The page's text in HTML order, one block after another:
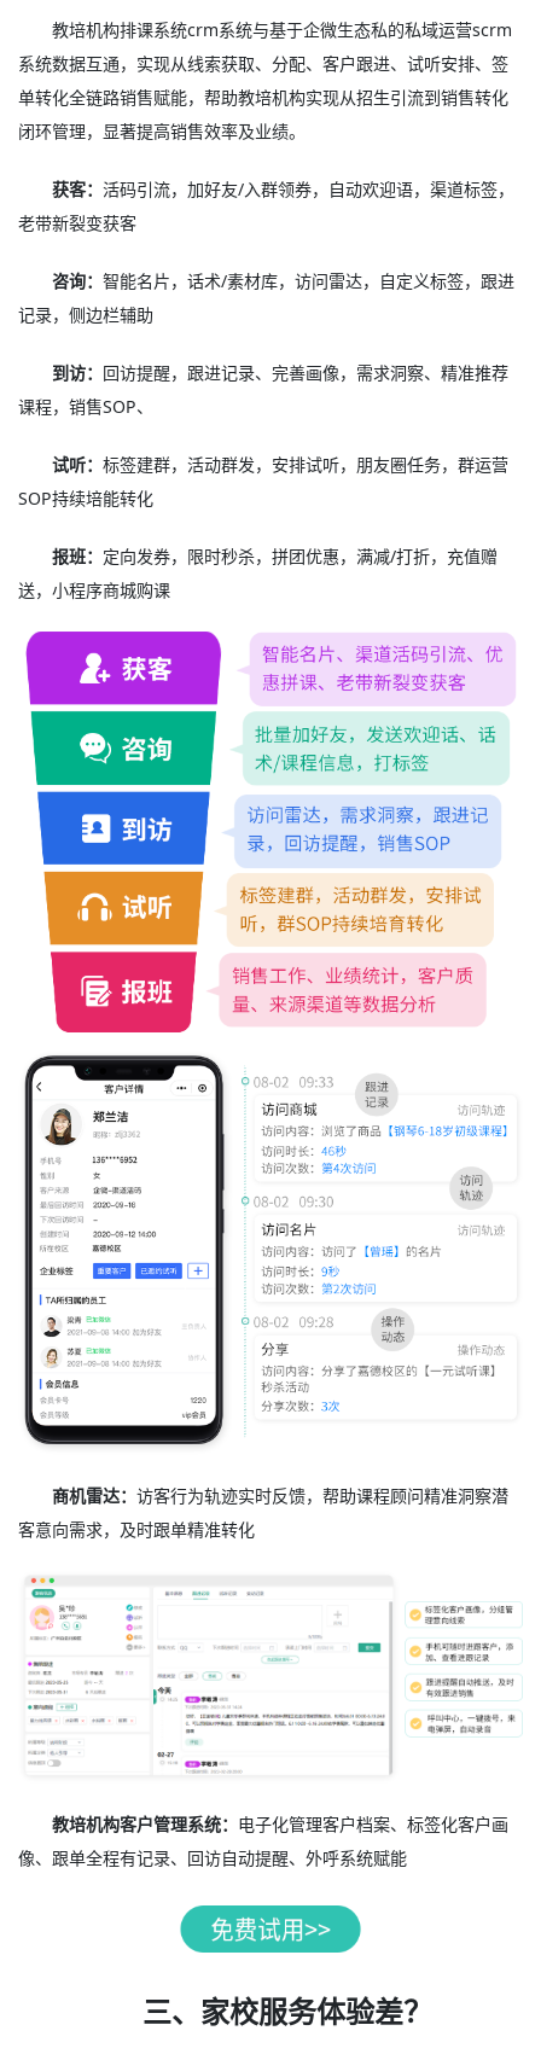
教培机构排课系统crm系统与基于企微生态私的私域运营scrm
系统数据互通，实现从线索获取、分配、客户跟进、试听安排、签
单转化全链路销售赋能，帮助教培机构实现从招生引流到销售转化
闭环管理，显著提高销售效率及业绩。
获客：活码引流，加好友/入群领券，自动欢迎语，渠道标签，
老带新裂变获客
咨询：智能名片，话术/素材库，访问雷达，自定义标签，跟进
记录，侧边栏辅助
到访： 回访提醒，跟进记录、完善画像，需求洞察、精准推荐
课程，销售SOP、
试听：标签建群，活动群发，安排试听，朋友圈任务，群运营
SOP持续培能转化
报班： 定向发券，限时秒杀，拼团优惠，满减/打折，充值赠
送，小程序商城购课
商机雷达：访客行为轨迹实时反馈，帮助课程顾问精准洞察潜
客意向需求，及时跟单精准转化
教培机构客户管理系统： 电子化管理客户档案、标签化客户画
像、跟单全程有记录、回访自动提醒、外呼系统赋能
三、家校服务体验差？